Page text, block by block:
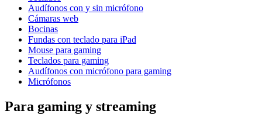
Audífonos con y sin micrófono
Cámaras web
Bocinas
Fundas con teclado para iPad
Mouse para gaming
Teclados para gaming
Audífonos con micrófono para gaming
Micrófonos
Para gaming y streaming